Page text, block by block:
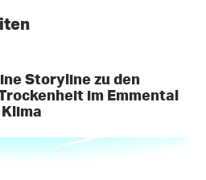
Storyline zu den
im Emmental